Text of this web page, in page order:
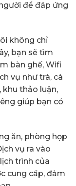
để đáp ứng
không chỉ
bạn sẽ tìm
bàn ghế, Wifi
vụ như trà, cà
khu thảo luận,
giúp bạn có
ăn, phòng họp
vụ ra vào
trình của
cung cấp, đảm